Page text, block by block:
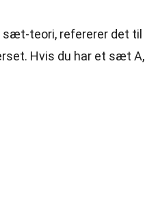
sæt-teori, refererer det til
Hvis du har et sæt A,